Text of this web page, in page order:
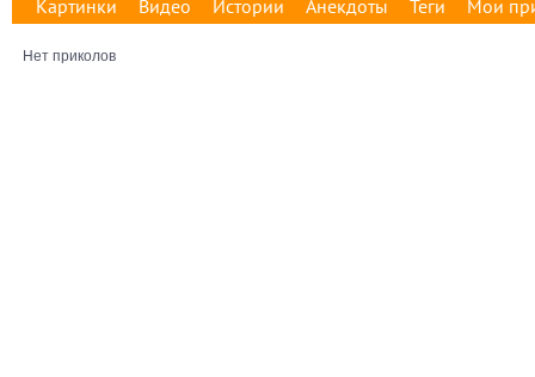
Картинки Видео Истории Анекдоты Теги Мои
Нет приколов